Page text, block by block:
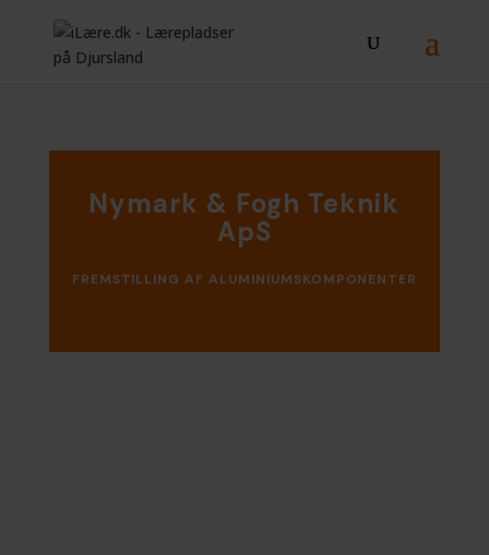
Nymark & Fogh Teknik
ApS
FREMSTILLING AF ALUMINIUMSKOMPONENTER